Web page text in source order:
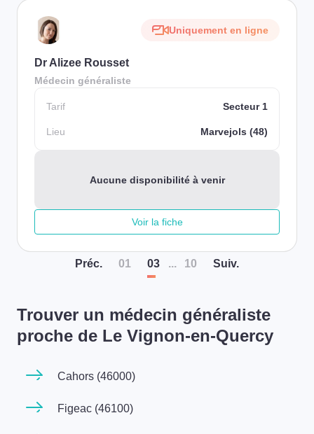
Uniquement en ligne
Dr Alizee Rousset
Médecin généraliste
Tarif Secteur 1
Lieu Marvejols (48)
Aucune disponibilité à venir
Voir la fiche
Préc. 01 03 ... 10 Suiv.
Trouver un médecin généraliste
proche de Le Vignon-en-Quercy
Cahors (46000)
Figeac (46100)